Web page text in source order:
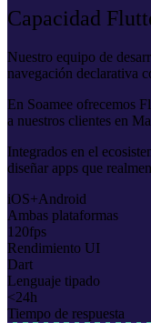
Capacidad
Nuestro equipo de
navegación declarativa
En Soamee ofrecemos
a nuestros clientes en
Integrados en el
diseñar apps que
iOS+Android
Ambas plataformas
120fps
Rendimiento UI
Dart
Lenguaje tipado
<24h
Tiempo de respuesta